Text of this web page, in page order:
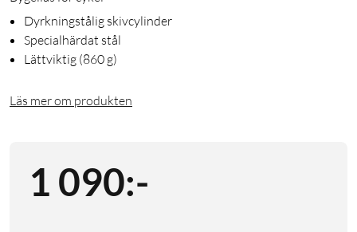
Dyrkningstålig skivcylinder
Specialhärdat stål
Lättviktig (860 g)
Läs mer om produkten
1 090:-